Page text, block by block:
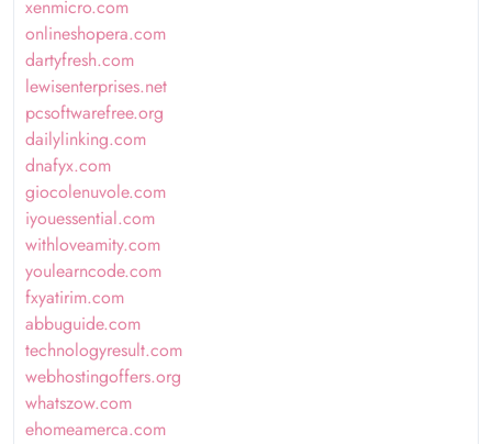
xenmicro.com
onlineshopera.com
dartyfresh.com
lewisenterprises.net
pcsoftwarefree.org
dailylinking.com
dnafyx.com
giocolenuvole.com
iyouessential.com
withloveamity.com
youlearncode.com
fxyatirim.com
abbuguide.com
technologyresult.com
webhostingoffers.org
whatszow.com
ehomeamerca.com